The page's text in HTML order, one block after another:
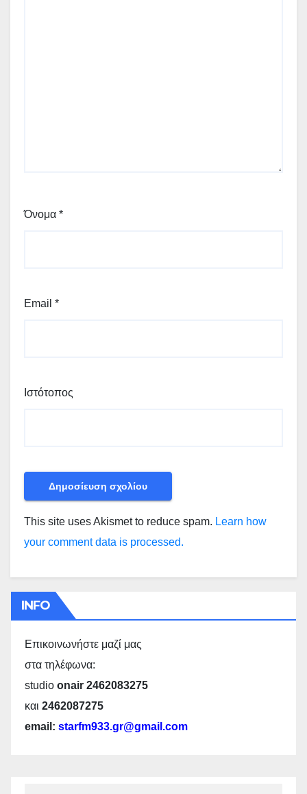
Όνομα *
Email *
Ιστότοπος
This site uses Akismet to reduce spam. Learn how
your comment data is processed.
INFO
Επικοινωνήστε μαζί μας
στα τηλέφωνα:
studio onair 2462083275
και 2462087275
email: starfm933.gr@gmail.com